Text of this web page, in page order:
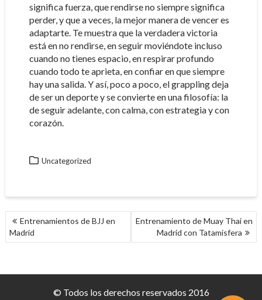
significa fuerza, que rendirse no siempre significa
perder, y que a veces, la mejor manera de vencer es
adaptarte. Te muestra que la verdadera victoria
está en no rendirse, en seguir moviéndote incluso
cuando no tienes espacio, en respirar profundo
cuando todo te aprieta, en confiar en que siempre
hay una salida. Y así, poco a poco, el grappling deja
de ser un deporte y se convierte en una filosofía: la
de seguir adelante, con calma, con estrategia y con
corazón.
Uncategorized
NAVEGACIÓN
DE
ENTRADAS
Entrenamientos de BJJ en
Madrid
Entrenamiento de Muay Thai en
Madrid con Tatamisfera
© Todos los derechos reservados 2016